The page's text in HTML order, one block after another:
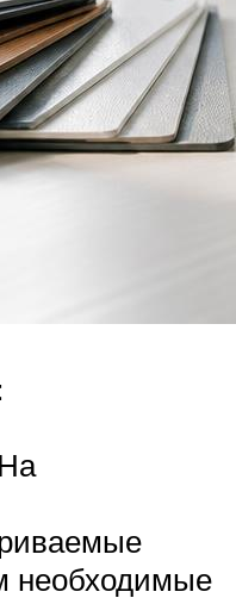
необходимые